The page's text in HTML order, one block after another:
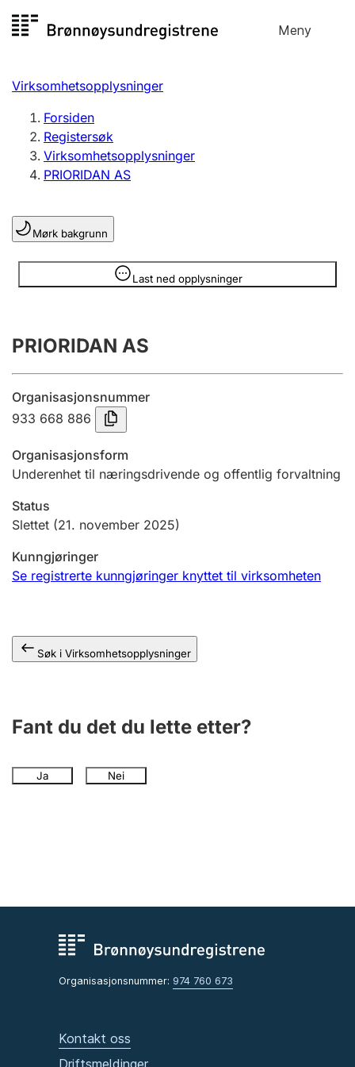
til
Meny
Registersøk
Aksjeselskap
Enkeltpersonforetak
Registrere, endre, slette
Lag og forening
Registrere, endre, slette
Innsending og forsinkelsesgebyr
Tinglysing
Jeger
Offentlig sektor
Andre tema
Virksomhetsopplysninger
Forsiden
Registersøk
Virksomhetsopplysninger
PRIORIDAN AS
Mørk bakgrunn
Last ned opplysninger
Opplysninger er skjult
PRIORIDAN AS
Organisasjonsnummer
933 668 886
Organisasjonsform
Underenhet til næringsdrivende og offentlig forvaltning
Status
Slettet (21. november 2025)
Kunngjøringer
Se registrerte kunngjøringer knyttet til virksomheten
Søk i Virksomhetsopplysninger
Fant du det du lette etter?
Ja Nei
Organisasjonsnummer: 974 760 673
Kontakt oss